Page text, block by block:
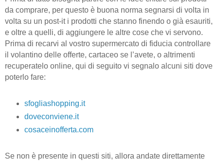
da comprare, per questo è buona norma segnarsi di volta in
volta su un post-it i prodotti che stanno finendo o già esauriti,
e oltre a quelli, di aggiungere le altre cose che vi servono.
Prima di recarvi al vostro supermercato di fiducia controllare
il volantino delle offerte, cartaceo se l’avete, o altrimenti
recuperatelo online, qui di seguito vi segnalo alcuni siti dove
poterlo fare:
sfogliashopping.it
doveconviene.it
cosaceinofferta.com
Se non è presente in questi siti, allora andate direttamente